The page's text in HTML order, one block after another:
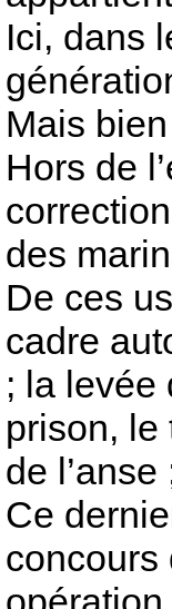
Ici, dans
Mais
Hors de
des
De ces
cadre
; la levée
prison, le
de
Ce
concours